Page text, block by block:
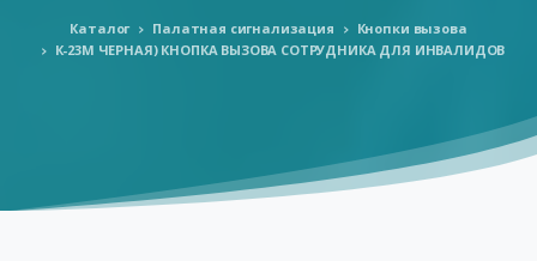
Каталог Палатная сигнализация
Кнопки вызова
К-23М ЧЕРНАЯ) КНОПКА ВЫЗОВА СОТРУДНИКА ДЛЯ ИНВАЛИДОВ